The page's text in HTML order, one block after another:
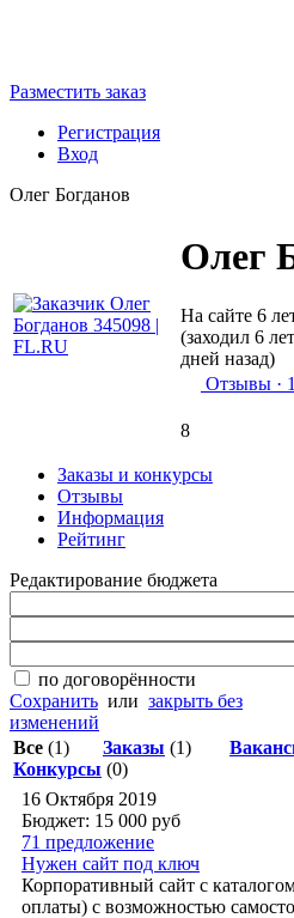
Разместить заказ
Регистрация
Вход
Олег Богданов
Олег
На сайте 6
(заходил 6
дней назад)
Отзывы · 1
8
Заказы и конкурсы
Отзывы
Информация
Рейтинг
Редактирование бюджета
по договорённости
Сохранить или закрыть без
изменений
Все (1) Заказы (1)
Конкурсы (0)
16 Октября 2019
Бюджет: 15 000 руб
71 предложение
Нужен сайт под ключ
Корпоративный сайт с
оплаты) с возможностью